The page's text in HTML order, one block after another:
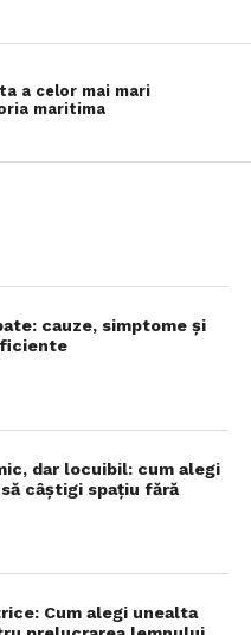
a celor mai mari
maritima
cauze, simptome și
dar locuibil: cum alegi
câștigi spațiu fără
Cum alegi unealta